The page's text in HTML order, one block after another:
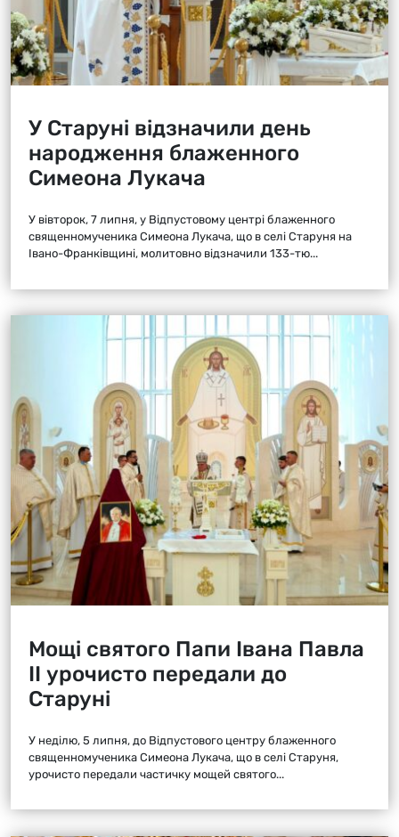
У Старуні відзначили день
народження блаженного
Симеона Лукача
У вівторок, 7 липня, у Відпустовому центрі блаженного
священномученика Симеона Лукача, що в селі Старуня на
Івано-Франківщині, молитовно відзначили 133-тю...
Мощі святого Папи Івана Павла
ІІ урочисто передали до
Старуні
У неділю, 5 липня, до Відпустового центру блаженного
священномученика Симеона Лукача, що в селі Старуня,
урочисто передали частичку мощей святого...